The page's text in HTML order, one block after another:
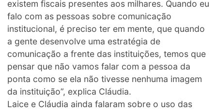
existem fiscais presentes aos milhares. Quando eu
falo com as pessoas sobre comunicação
institucional, é preciso ter em mente, que quando
a gente desenvolve uma estratégia de
comunicação a frente das instituições, temos que
pensar que não vamos falar com a pessoa da
ponta como se ela não tivesse nenhuma imagem
da instituição”, explica Cláudia.
Laice e Cláudia ainda falaram sobre o uso das